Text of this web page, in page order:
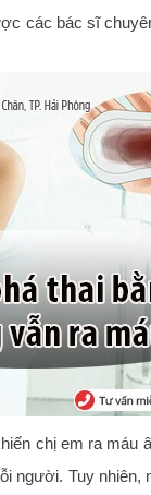
các bác sĩ
chị em ra máu
người. Tuy nhiên,